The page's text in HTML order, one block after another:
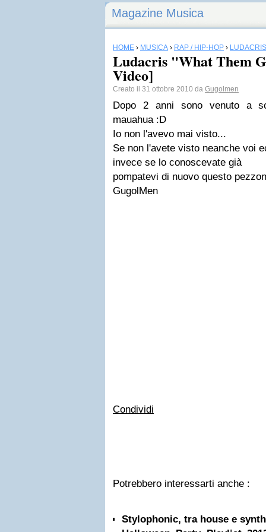
Magazine Musica
HOME › MUSICA › RAP / HIP-HOP › LUDACRIS
Ludacris "What Them
Video]
Creato il 31 ottobre 2010 da Gugolmen
Dopo 2 anni sono venuto a
mauahua :D
Io non l'avevo mai visto...
Se non l'avete visto neanche voi
invece se lo conoscevate già
pompatevi di nuovo questo
GugolMen
Condividi
Potrebbero interessarti anche :
Stylophonic, tra house e